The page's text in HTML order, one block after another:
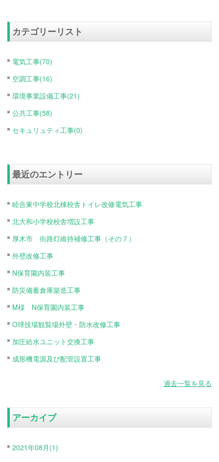
カテゴリーリスト
電気工事(70)
空調工事(16)
環境事業設備工事(21)
公共工事(58)
セキュリュティ工事(0)
最近のエントリー
睦合東中学校北棟校舎トイレ改修電気工事
北大和小学校校舎増設工事
厚木市 街路灯維持補修工事（その７）
外壁改修工事
N保育園内装工事
防災備蓄倉庫築造工事
M様 N保育園内装工事
O球技場観覧場外壁・防水改修工事
加圧給水ユニット交換工事
成形機電源及び配管設置工事
過去一覧を見る
アーカイブ
2021年08月(1)